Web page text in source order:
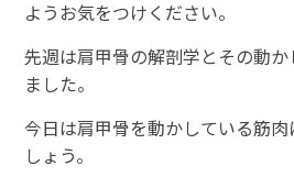
ようお気をつけください。
先週は肩甲骨の解剖学とその動
ました。
今日は肩甲骨を動かしている筋
しょう。